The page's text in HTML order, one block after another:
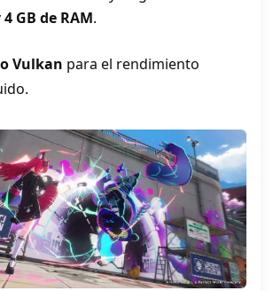
GB de RAM.
Vulkan para el rendimiento